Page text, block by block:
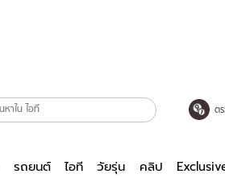
ต
รถยนต์ ไอที วัยรุ่น คลิป